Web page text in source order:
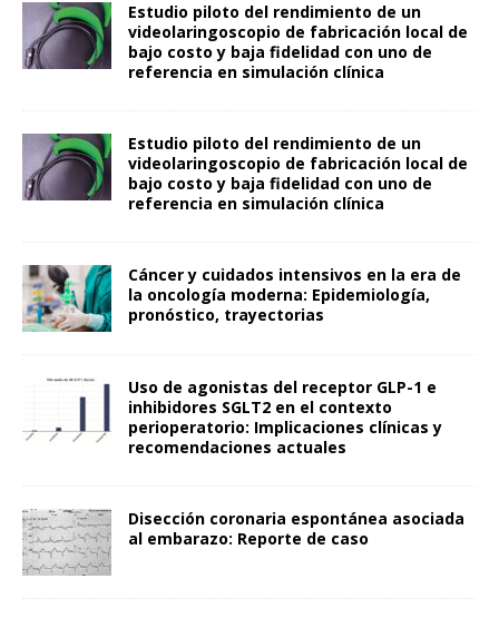
Estudio piloto del rendimiento de un
videolaringoscopio de fabricación local de
bajo costo y baja fidelidad con uno de
referencia en simulación clínica
Estudio piloto del rendimiento de un
videolaringoscopio de fabricación local de
bajo costo y baja fidelidad con uno de
referencia en simulación clínica
Cáncer y cuidados intensivos en la era de
la oncología moderna: Epidemiología,
pronóstico, trayectorias
Uso de agonistas del receptor GLP-1 e
inhibidores SGLT2 en el contexto
perioperatorio: Implicaciones clínicas y
recomendaciones actuales
Disección coronaria espontánea asociada
al embarazo: Reporte de caso